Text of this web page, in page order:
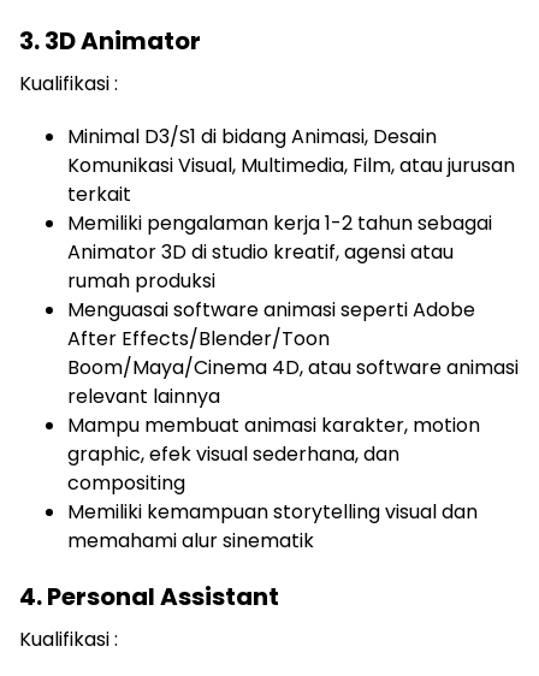
3. 3D Animator
Kualifikasi :
Minimal D3/S1 di bidang Animasi, Desain
Komunikasi Visual, Multimedia, Film, atau jurusan
terkait
Memiliki pengalaman kerja 1-2 tahun sebagai
Animator 3D di studio kreatif, agensi atau
rumah produksi
Menguasai software animasi seperti Adobe
After Effects/Blender/Toon
Boom/Maya/Cinema 4D, atau software animasi
relevant lainnya
Mampu membuat animasi karakter, motion
graphic, efek visual sederhana, dan
compositing
Memiliki kemampuan storytelling visual dan
memahami alur sinematik
4. Personal Assistant
Kualifikasi :